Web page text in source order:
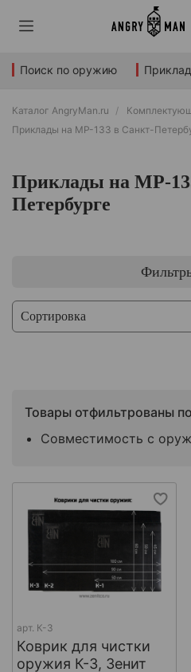
Поиск по оружию
Каталог AngryMan.ru
Приклады на МР-133 в Санкт-
Приклады на МР-
Петербурге
Товары отфильтрованы
Совместимость с
арт. К-3
Коврик для чистки
оружия К-3, Зенит